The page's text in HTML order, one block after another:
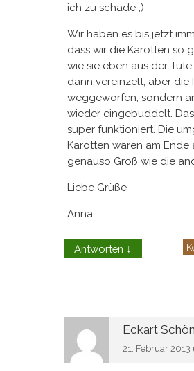
ich zu schade ;)
Wir haben es bis jetzt
dass wir die Karotten so
wie sie eben aus der
dann vereinzelt, aber die
weggeworfen, sondern
wieder eingebuddelt.
super funktioniert. Die
Karotten waren am Ende
genauso Groß wie die
Liebe Grüße
Anna
Antworten ↓
Eckart
21. Februar 2013